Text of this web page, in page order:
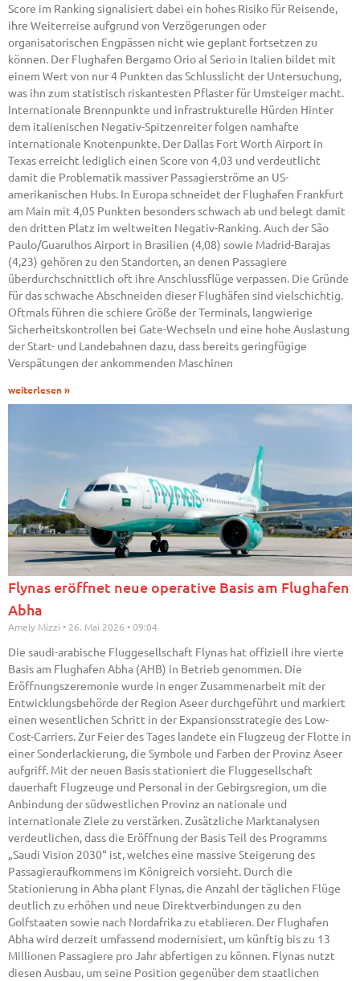
Score im Ranking signalisiert dabei ein hohes Risiko für Reisende,
ihre Weiterreise aufgrund von Verzögerungen oder
organisatorischen Engpässen nicht wie geplant fortsetzen zu
können. Der Flughafen Bergamo Orio al Serio in Italien bildet mit
einem Wert von nur 4 Punkten das Schlusslicht der Untersuchung,
was ihn zum statistisch riskantesten Pflaster für Umsteiger macht.
Internationale Brennpunkte und infrastrukturelle Hürden Hinter
dem italienischen Negativ-Spitzenreiter folgen namhafte
internationale Knotenpunkte. Der Dallas Fort Worth Airport in
Texas erreicht lediglich einen Score von 4,03 und verdeutlicht
damit die Problematik massiver Passagierströme an US-
amerikanischen Hubs. In Europa schneidet der Flughafen Frankfurt
am Main mit 4,05 Punkten besonders schwach ab und belegt damit
den dritten Platz im weltweiten Negativ-Ranking. Auch der São
Paulo/Guarulhos Airport in Brasilien (4,08) sowie Madrid-Barajas
(4,23) gehören zu den Standorten, an denen Passagiere
überdurchschnittlich oft ihre Anschlussflüge verpassen. Die Gründe
für das schwache Abschneiden dieser Flughäfen sind vielschichtig.
Oftmals führen die schiere Größe der Terminals, langwierige
Sicherheitskontrollen bei Gate-Wechseln und eine hohe Auslastung
der Start- und Landebahnen dazu, dass bereits geringfügige
Verspätungen der ankommenden Maschinen
weiterlesen »
Flynas eröffnet neue operative Basis am Flughafen
Abha
Amely Mizzi 26. Mai 2026 09:04
Die saudi-arabische Fluggesellschaft Flynas hat offiziell ihre vierte
Basis am Flughafen Abha (AHB) in Betrieb genommen. Die
Eröffnungszeremonie wurde in enger Zusammenarbeit mit der
Entwicklungsbehörde der Region Aseer durchgeführt und markiert
einen wesentlichen Schritt in der Expansionsstrategie des Low-
Cost-Carriers. Zur Feier des Tages landete ein Flugzeug der Flotte in
einer Sonderlackierung, die Symbole und Farben der Provinz Aseer
aufgriff. Mit der neuen Basis stationiert die Fluggesellschaft
dauerhaft Flugzeuge und Personal in der Gebirgsregion, um die
Anbindung der südwestlichen Provinz an nationale und
internationale Ziele zu verstärken. Zusätzliche Marktanalysen
verdeutlichen, dass die Eröffnung der Basis Teil des Programms
„Saudi Vision 2030“ ist, welches eine massive Steigerung des
Passagieraufkommens im Königreich vorsieht. Durch die
Stationierung in Abha plant Flynas, die Anzahl der täglichen Flüge
deutlich zu erhöhen und neue Direktverbindungen zu den
Golfstaaten sowie nach Nordafrika zu etablieren. Der Flughafen
Abha wird derzeit umfassend modernisiert, um künftig bis zu 13
Millionen Passagiere pro Jahr abfertigen zu können. Flynas nutzt
diesen Ausbau, um seine Position gegenüber dem staatlichen